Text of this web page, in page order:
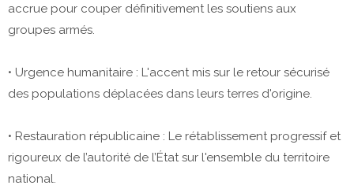
accrue pour couper définitivement les soutiens aux
groupes armés.
• ​Urgence humanitaire : L'accent mis sur le retour sécurisé
des populations déplacées dans leurs terres d'origine.
• Restauration républicaine : Le rétablissement progressif et
rigoureux de l’autorité de l’État sur l'ensemble du territoire
national.